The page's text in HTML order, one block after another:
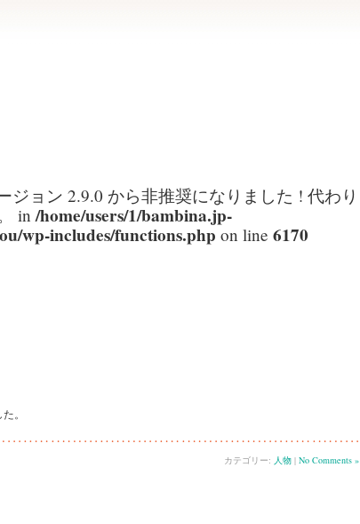
ジョン 2.9.0 から非推奨になりました ! 代わり
in/home/users/1/bambina.jp-
wp-includes/functions.php on line 6170
。
カテゴリー: 人物 | No Comments »